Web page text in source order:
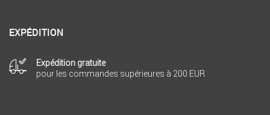
EXPÉDITION
Expédition gratuite
pour les commandes supérieures à 200 EUR